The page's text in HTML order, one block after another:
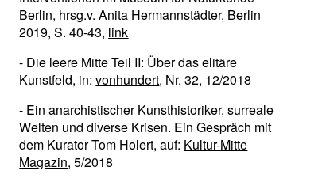
Berlin, hrsg.v. Anita Hermannstädter, Berlin
2019, S. 40-43, link
- Die leere Mitte Teil II: Über das elitäre
Kunstfeld, in:vonhundert, Nr. 32, 12/2018
- Ein anarchistischer Kunsthistoriker, surreale
Welten und diverse Krisen. Ein Gespräch mit
dem Kurator Tom Holert, auf: Kultur-Mitte
Magazin, 5/2018